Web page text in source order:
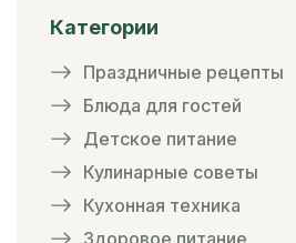
Категории
Праздничные рецепты
Блюда для гостей
Детское питание
Кулинарные советы
Кухонная техника